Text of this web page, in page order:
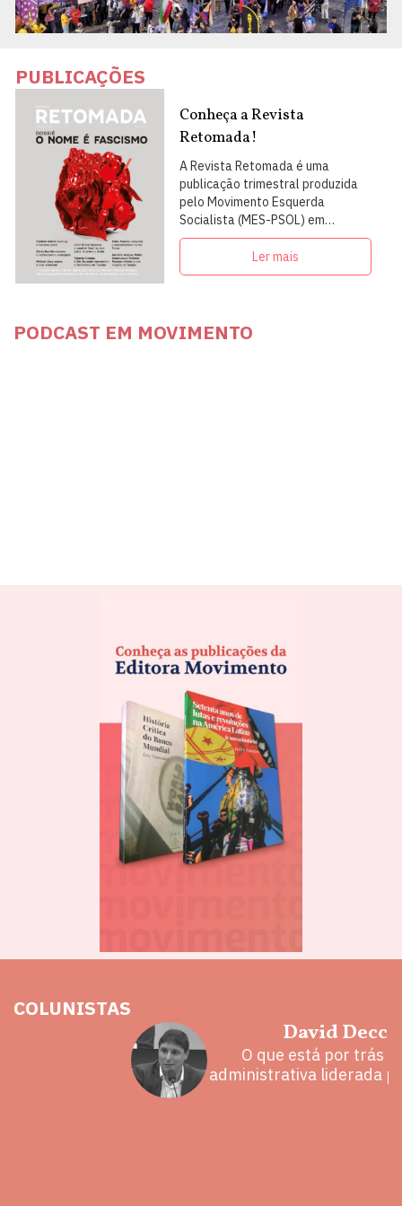
PUBLICAÇÕES
Conheça a Revista
Retomada!
A Revista Retomada é uma
publicação trimestral produzida
pelo Movimento Esquerda
Socialista (MES-PSOL) em
articulação com intelectuais,
militantes e artistas
Ler mais
PODCAST EM MOVIMENTO
COLUNISTAS
David
O que está por trás
administrativa liderada